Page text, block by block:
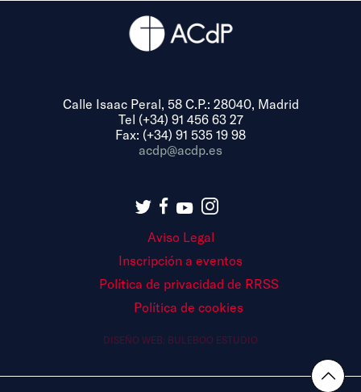
Calle Isaac Peral, 58 C.P.: 28040, Madrid
Tel (+34) 91 456 63 27
Fax: (+34) 91 535 19 98
acdp@acdp.es
Aviso Legal
Inscripción a eventos
Política de privacidad de RRSS
Política de cookies
DISEÑO WEB: BULEBOO ESTUDIO